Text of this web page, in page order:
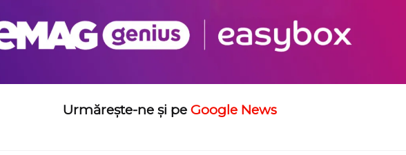
Urmărește-ne și pe Google News